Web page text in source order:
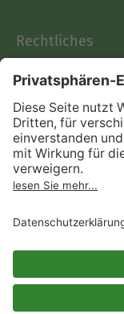
Rechtliches
AGB
Informationen
Act
Verträge hier
Impressum